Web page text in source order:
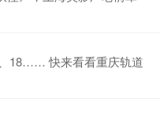
18…… 快来看看重庆轨道